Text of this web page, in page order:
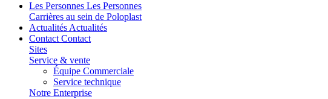
Les Personnes Les Personnes
Carrières au sein de Poloplast
Actualités Actualités
Contact Contact
Sites
Service & vente
Équipe Commerciale
Service technique
Notre Enterprise